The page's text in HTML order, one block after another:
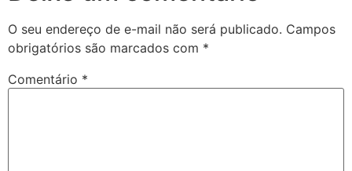
O seu endereço de e-mail não será publicado. Campos
obrigatórios são marcados com *
Comentário *